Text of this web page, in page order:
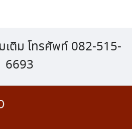
เติม โทรศัพท์ 082-515-
6693